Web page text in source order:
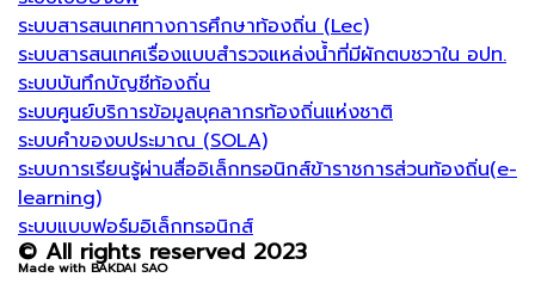
ระบบสารสนเทศทางการศึกษาท้องถิ่น (Lec)
ระบบสารสนเทศเรื่องแบบสำรวจแหล่งน้ำที่มีผักตบชวาใน อปท.
ระบบบันทึกบัญชีท้องถิ่น
ระบบศูนย์บริการข้อมูลบุคลากรท้องถิ่นแห่งชาติ
ระบบคำของบประมาณ (SOLA)
ระบบการเรียนรู้ผ่านสื่ออิเล็กทรอนิกส์ข้าราชการส่วนท้องถิ่น(e-
learning)
ระบบแบบฟอร์มอิเล็กทรอนิกส์
© All rights reserved 2023
Made with BAKDAI SAO